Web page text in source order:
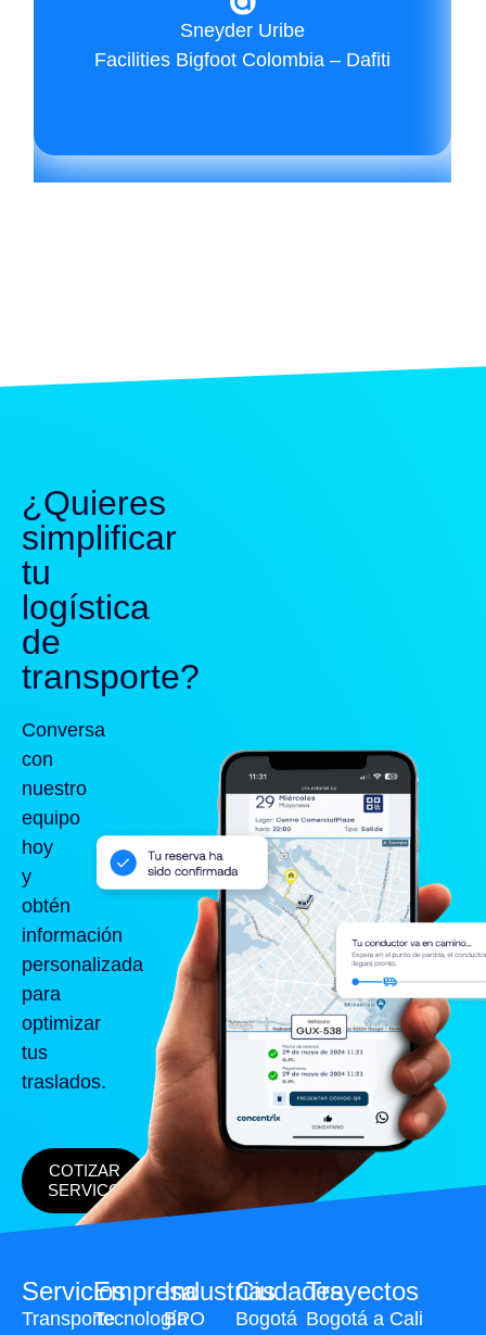
Sneyder Uribe
Facilities Bigfoot Colombia – Dafiti
¿Quieres
simplificar
tu
logística
de
transporte?
Conversa
con
nuestro
equipo
hoy
y
obtén
información
personalizada
para
optimizar
tus
traslados.
COTIZAR
SERVICO
Servicios
Transporte
Industrias
BPO
Ciudades
Bogotá
Trayectos
Bogotá a Cali
Empresa
Tecnología